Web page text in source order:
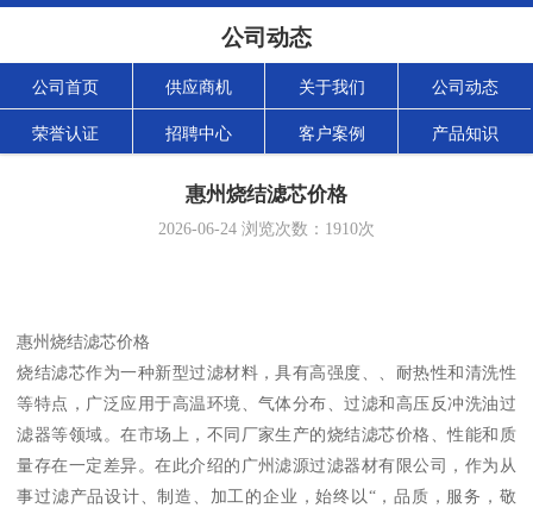
公司动态
公司首页 供应商机 关于我们 公司动态
荣誉认证 招聘中心 客户案例 产品知识
惠州烧结滤芯价格
2026-06-24 浏览次数： 1910次
惠州烧结滤芯价格
烧结滤芯作为一种新型过滤材料，具有高强度、、耐热性和清洗性
等特点，广泛应用于高温环境、气体分布、过滤和高压反冲洗油过
滤器等领域。在市场上，不同厂家生产的烧结滤芯价格、性能和质
量存在一定差异。在此介绍的广州滤源过滤器材有限公司，作为从
事过滤产品设计、制造、加工的企业，始终以“，品质，服务，敬